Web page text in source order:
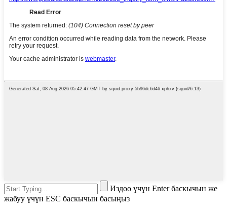
Издөө үчүн Enter баскычын же
жабуу үчүн ESC баскычын басыңыз